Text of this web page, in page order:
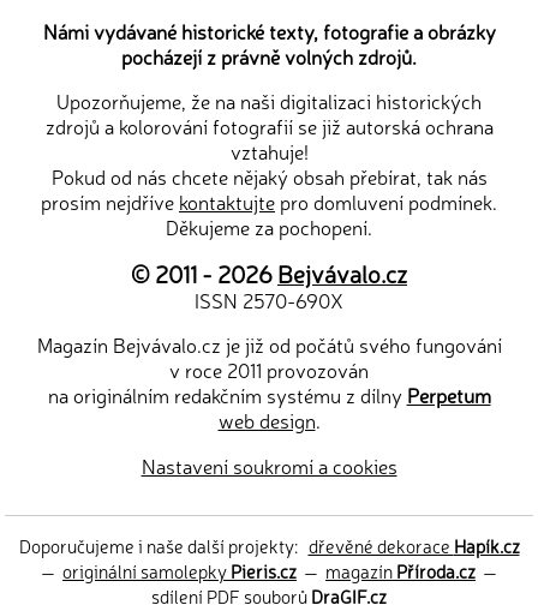
Námi vydávané historické texty, fotografie a obrázky
pocházejí z právně volných zdrojů.
Upozorňujeme, že na naši digitalizaci historických
zdrojů a kolorování fotografií se již autorská ochrana
vztahuje!
Pokud od nás chcete nějaký obsah přebírat, tak nás
prosím nejdříve kontaktujte pro domluvení podmínek.
Děkujeme za pochopení.
© 2011 - 2026Bejvávalo.cz
ISSN 2570-690X
Magazín Bejvávalo.cz je již od počátů svého fungování
v roce 2011 provozován
na originálním redakčním systému z dílny Perpetum
web design.
Nastavení soukromí a cookies
Doporučujeme i naše další projekty: dřevěné dekorace Hapík.cz
— originální samolepkyPieris.cz — magazínPříroda.cz —
sdílení PDF souborůDraGIF.cz